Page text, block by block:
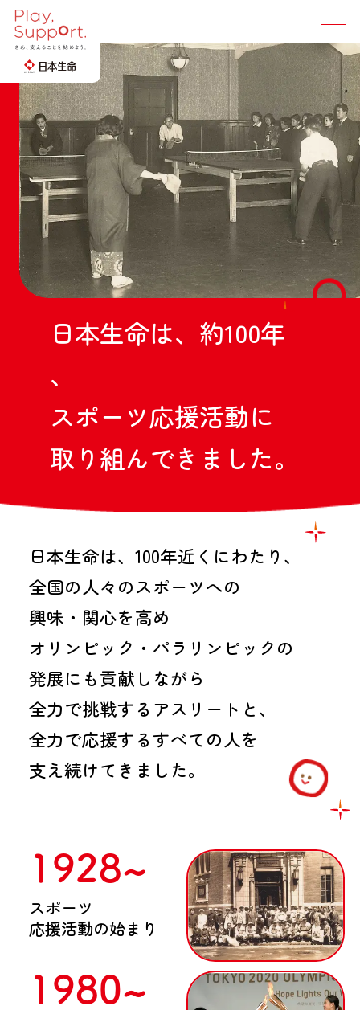
Play, Support. TOP
地域社会に広げる
選手・競技団体と創る
所属選手
陸上
桐生 祥秀
卓球
早田 ひな
橋本 大輝
出口 ケリー 選手
車いすバスケットボール
北間 優衣選手
サポート選手
稲見 萌寧
野球部
女子卓球部（日本生命レッドエルフ）
競技団体
オリンピック・パラリンピック
日本オリンピック委員会・
日本パラリンピック委員会
バスケットボール
日本バスケットボール協会（JBA）
日本車いすバスケットボール連盟
（JWBF）
日本野球機構（NPB）
空手
全日本空手道連盟
みんなと創る「支え合い」の輪
５つの提供価値
私たちの100年の歩み
トピックス
にっせーのせ！
コーポレートサイト
日本生命は、 約100年
、
スポー ツ応援活動に
取 り 組んでき ま した。
日本生命は、100年近くにわたり、
全国の人々のスポーツへの
興味・関心を高め
オリンピック・パラリンピックの
発展にも貢献しながら
全力で挑戦するアスリートと、
全力で応援するすべての人を
支え続けてきました。
1928~
スポーツ
応援活動の始まり
1980~